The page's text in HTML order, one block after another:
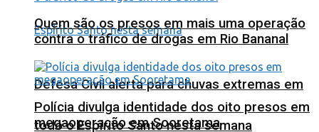
Defesa Civil alerta para chuvas extremas em
todo o Espírito Santo nesta semana
Quem são os presos em mais uma operação
contra o tráfico de drogas em Rio Bananal
Polícia divulga identidade dos oito presos em
megaoperação em Sooretama